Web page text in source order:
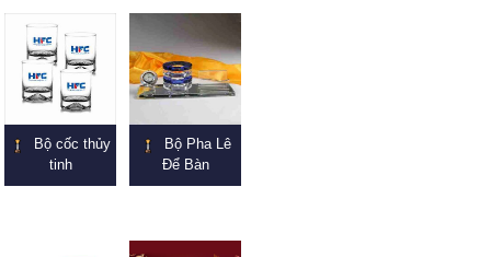
Bộ cốc thủy
tinh
Bộ Pha Lê
Để Bàn